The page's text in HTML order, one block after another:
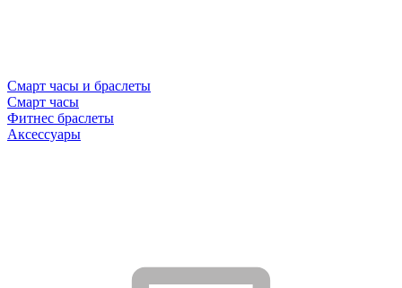
Смарт часы и браслеты
Смарт часы
Фитнес браслеты
Аксессуары